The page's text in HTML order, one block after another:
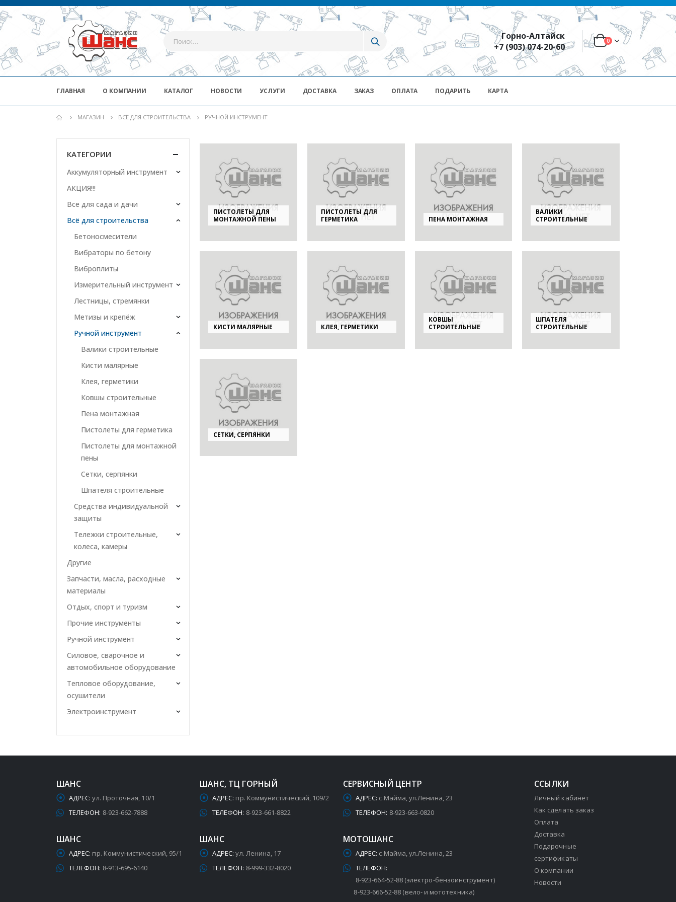
Горно-Алтайск
+7 (903) 074-20-60
0
ГЛАВНАЯ О КОМПАНИИ КАТАЛОГ НОВОСТИ УСЛУГИ ДОСТАВКА ЗАКАЗ ОПЛАТА ПОДАРИТЬ КАРТА
МАГАЗИН ВСЁ ДЛЯ СТРОИТЕЛЬСТВА РУЧНОЙ ИНСТРУМЕНТ
ПИСТОЛЕТЫ ДЛЯ
МОНТАЖНОЙ ПЕНЫ
ПИСТОЛЕТЫ ДЛЯ
ГЕРМЕТИКА
ПЕНА МОНТАЖНАЯ
ВАЛИКИ
СТРОИТЕЛЬНЫЕ
КИСТИ МАЛЯРНЫЕ КЛЕЯ, ГЕРМЕТИКИ
КОВШЫ
СТРОИТЕЛЬНЫЕ
ШПАТЕЛЯ
СТРОИТЕЛЬНЫЕ
СЕТКИ, СЕРПЯНКИ
КАТЕГОРИИ
Аккумуляторный инструмент
АКЦИЯ!!!
Все для сада и дачи
Всё для строительства
Бетоносмесители
Вибраторы по бетону
Виброплиты
Измерительный инструмент
Лестницы, стремянки
Метизы и крепёж
Ручной инструмент
Валики строительные
Кисти малярные
Клея, герметики
Ковшы строительные
Пена монтажная
Пистолеты для герметика
Пистолеты для монтажной
пены
Сетки, серпянки
Шпателя строительные
Средства индивидуальной
защиты
Тележки строительные,
колеса, камеры
Другие
Запчасти, масла, расходные
материалы
Отдых, спорт и туризм
Прочие инструменты
Ручной инструмент
Силовое, сварочное и
автомобильное оборудование
Тепловое оборудование,
осушители
Электроинструмент
ШАНС
АДРЕС: ул. Проточная, 10/1
ТЕЛЕФОН: 8-923-662-7888
ШАНС
АДРЕС: пр. Коммунистический, 95/1
ТЕЛЕФОН: 8-913-695-6140
ШАНС, ТЦ ГОРНЫЙ
АДРЕС: пр. Коммунистический, 109/2
ТЕЛЕФОН: 8-923-661-8822
ШАНС
АДРЕС: ул. Ленина, 17
ТЕЛЕФОН: 8-999-332-8020
СЕРВИСНЫЙ ЦЕНТР
АДРЕС: с.Майма, ул.Ленина, 23
ТЕЛЕФОН: 8-923-663-0820
МОТОШАНС
АДРЕС: с.Майма, ул.Ленина, 23
ТЕЛЕФОН:
8-923-664-52-88 (электро-бензоинструмент)
8-923-666-52-88 (вело- и мототехника)
ССЫЛКИ
Личный кабинет
Как сделать заказ
Оплата
Доставка
Подарочные
сертификаты
О компании
Новости